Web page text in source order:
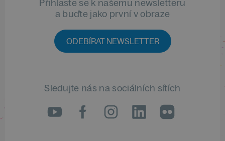
Přihlaste se k našemu newsletteru
a buďte jako první v obraze
ODEBÍRAT NEWSLETTER
Sledujte nás na sociálních sítích
LinkedIn
flickr